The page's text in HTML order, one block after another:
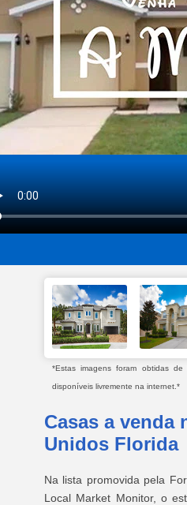
*Estas imagens foram obtidas
disponíveis livremente na internet.*
Casas a venda
Unidos Florida
Na lista promovida pela
Local Market Monitor, o